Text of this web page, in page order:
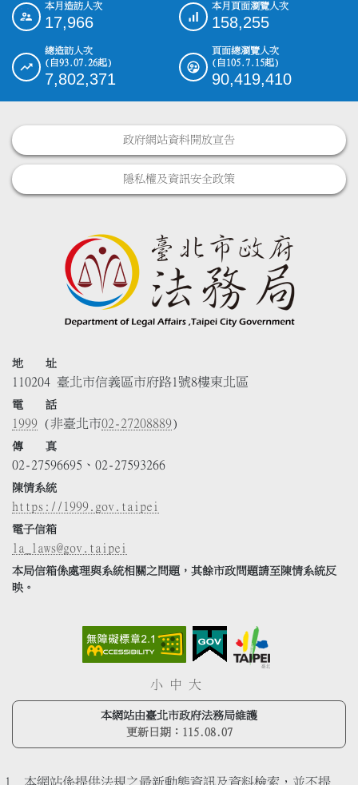
::: 本月造訪人次
17,966
本月頁面瀏覽人次
158,255
總造訪人次
(自93.07.26起)
7,802,371
頁面總瀏覽人次
(自105.7.15起)
90,419,410
政府網站資料開放宣告
隱私權及資訊安全政策
地 址
110204 臺北市信義區市府路1號8樓東北區
電 話
1999 (非臺北市02-27208889)
傳 真
02-27596695、02-27593266
陳情系統
https://1999.gov.taipei
電子信箱
la_laws@gov.taipei
本局信箱係處理與系統相關之問題，其餘市政問題請至陳情系統反
映。
小 中 大
本網站由臺北市政府法務局維護
更新日期： 115.08.07
本網站係提供法規之最新動態資訊及資料檢索，並不提